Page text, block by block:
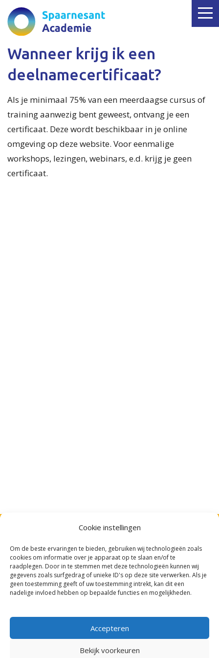
Cookie instellingen
Om de beste ervaringen te bieden, gebruiken wij technologieën zoals
cookies om informatie over je apparaat op te slaan en/of te
raadplegen. Door in te stemmen met deze technologieën kunnen wij
gegevens zoals surfgedrag of unieke ID's op deze site verwerken. Als je
geen toestemming geeft of uw toestemming intrekt, kan dit een
nadelige invloed hebben op bepaalde functies en mogelijkheden.
Accepteren
Bekijk voorkeuren
Wanneer krijg ik een
deelnamecertificaat?
Als je minimaal 75% van een meerdaagse cursus of
training aanwezig bent geweest, ontvang je een
certificaat. Deze wordt beschikbaar in je online
omgeving op deze website. Voor eenmalige
workshops, lezingen, webinars, e.d. krijg je geen
certificaat.
Algemeen
Home
Aanbod
Coaching
Leernetwerken
Cursus aanbod
Alle cursussen
Coaching
Leernetwerken